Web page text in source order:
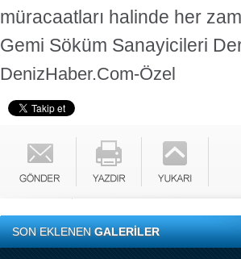
müracaatları halinde her
Gemi Söküm Sanayicileri
DenizHaber.Com-Özel
SON EKLENENGALERİLER